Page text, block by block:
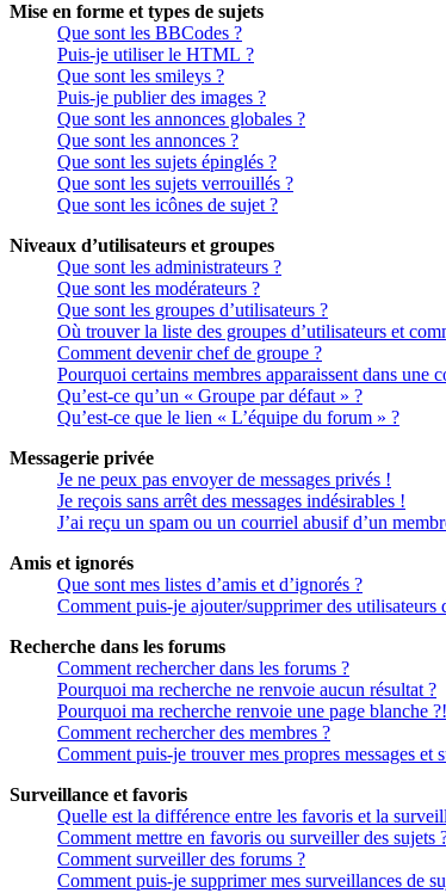
Mise en forme et types de sujets
Que sont les BBCodes ?
Puis-je utiliser le HTML ?
Que sont les smileys ?
Puis-je publier des images ?
Que sont les annonces globales ?
Que sont les annonces ?
Que sont les sujets épinglés ?
Que sont les sujets verrouillés ?
Que sont les icônes de sujet ?
Niveaux d’utilisateurs et groupes
Que sont les administrateurs ?
Que sont les modérateurs ?
Que sont les groupes d’utilisateurs ?
Où trouver la liste des groupes d’utilisateurs et
Comment devenir chef de groupe ?
Pourquoi certains membres apparaissent dans une
Qu’est-ce qu’un « Groupe par défaut » ?
Qu’est-ce que le lien « L’équipe du forum » ?
Messagerie privée
Je ne peux pas envoyer de messages privés !
Je reçois sans arrêt des messages indésirables !
J’ai reçu un spam ou un courriel abusif d’un
Amis et ignorés
Que sont mes listes d’amis et d’ignorés ?
Comment puis-je ajouter/supprimer des utilisateurs
Recherche dans les forums
Comment rechercher dans les forums ?
Pourquoi ma recherche ne renvoie aucun résultat ?
Pourquoi ma recherche renvoie une page blanche ?!
Comment rechercher des membres ?
Comment puis-je trouver mes propres messages et
Surveillance et favoris
Quelle est la différence entre les favoris et la
Comment mettre en favoris ou surveiller des sujets
Comment surveiller des forums ?
Comment puis-je supprimer mes surveillances de